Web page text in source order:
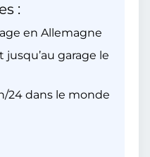
:
en Allemagne
garage le
24 dans le monde